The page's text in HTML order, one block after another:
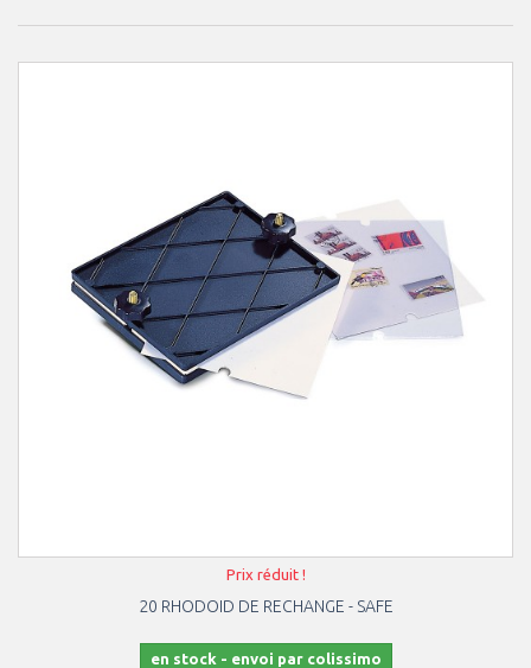
Prix réduit !
20 RHODOID DE RECHANGE - SAFE
en stock - envoi par colissimo